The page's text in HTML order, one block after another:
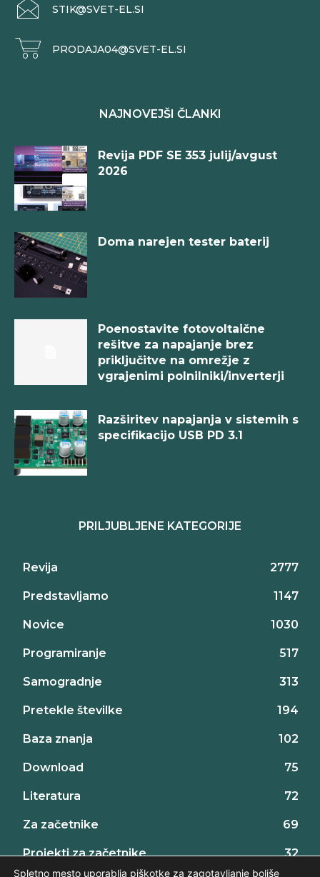
STIK@SVET-EL.SI
PRODAJA04@SVET-EL.SI
NAJNOVEJŠI ČLANKI
Revija PDF SE 353 julij/avgust
2026
Doma narejen tester baterij
Poenostavite fotovoltaične
rešitve za napajanje brez
priključitve na omrežje z
vgrajenimi polnilniki/inverterji
Razširitev napajanja v sistemih s
specifikacijo USB PD 3.1
PRILJUBLJENE KATEGORIJE
Revija 2777
Predstavljamo 1147
Novice 1030
Programiranje 517
Samogradnje 313
Pretekle številke 194
Baza znanja 102
Download 75
Literatura 72
Za začetnike 69
Projekti za začetnike 32
Spletno mesto uporablja piškotke za zagotavljanje boljše